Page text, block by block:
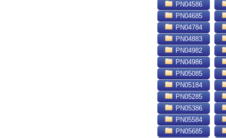
PN04586
PN04685
PN04784
PN04883
PN04982
PN04986
PN05085
PN05184
PN05285
PN05386
PN05584
PN05685